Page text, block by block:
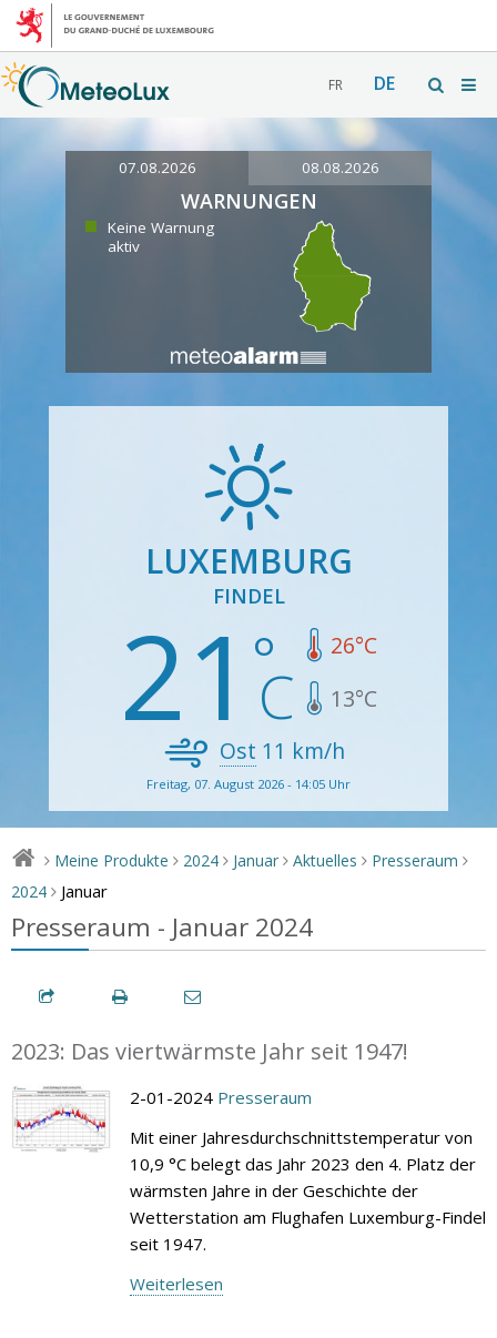
FR DE
07.08.2026 08.08.2026
WARNUNGEN
Keine Warnung
aktiv
LUXEMBURG
FINDEL
21 26°C
13°C
Ost 11 km/h
Freitag, 07. August 2026 - 14:05 Uhr
> Meine Produkte > 2024 > Januar > Aktuelles > Presseraum >
2024 > Januar
Presseraum - Januar 2024
2023: Das viertwärmste Jahr seit 1947!
2-01-2024 Presseraum
Mit einer Jahresdurchschnittstemperatur von
10,9 °C belegt das Jahr 2023 den 4. Platz der
wärmsten Jahre in der Geschichte der
Wetterstation am Flughafen Luxemburg-Findel
seit 1947.
Weiterlesen